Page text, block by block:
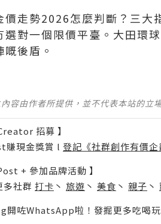
價走勢2026怎麼判斷？三大
選對一個限價平臺。大田環
嘅後盾。
容由作者所提供，並不代表本站的立
招募 】
賺現金獎賞 l 登記《社群創作有價企
+ 參加品牌活動 】
多社群 打卡 丶 旅遊 丶 美食 丶 親子 丶
開咗WhatsApp啦！發掘更多吃喝玩